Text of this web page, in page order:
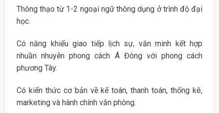
Thông thạo từ 1-2 ngoại ngữ thông dụng ở trình độ đại
học.
Có năng khiếu giao tiếp lịch sự, văn minh kết hợp
nhuần nhuyễn phong cách Á Đông với phong cách
phương Tây.
Có kiến thức cơ bản về kế toán, thanh toán, thống kê,
marketing và hành chính văn phòng.